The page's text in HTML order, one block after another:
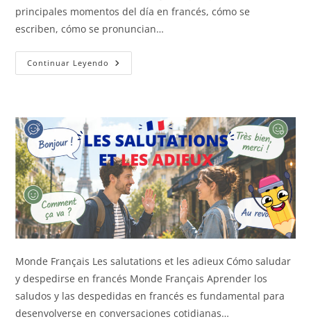
principales momentos del día en francés, cómo se
escriben, cómo se pronuncian…
Continuar Leyendo Los
Momentos
Monde Français Les salutations et les adieux Cómo saludar
y despedirse en francés Monde Français Aprender los
saludos y las despedidas en francés es fundamental para
desenvolverse en conversaciones cotidianas…